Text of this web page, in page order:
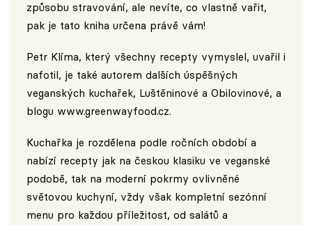
způsobu stravování, ale nevíte, co vlastně vařit,
pak je tato kniha určena právě vám!
Petr Klíma, který všechny recepty vymyslel, uvařil i
nafotil, je také autorem dalších úspěšných
veganských kuchařek, Luštěninové a Obilovinové, a
blogu www.greenwayfood.cz.
Kuchařka je rozdělena podle ročních období a
nabízí recepty jak na českou klasiku ve veganské
podobě, tak na moderní pokrmy ovlivněné
světovou kuchyní, vždy však kompletní sezónní
menu pro každou příležitost, od salátů a